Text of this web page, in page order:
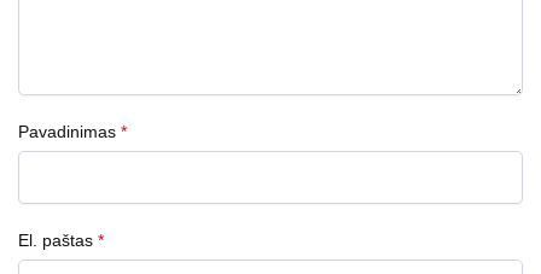
Pavadinimas *
El. paštas *